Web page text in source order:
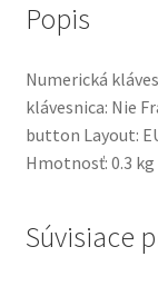
Popis
Numerická
klávesnica: Nie
button Layout:
Hmotnosť: 0.3 kg
Súvisiace